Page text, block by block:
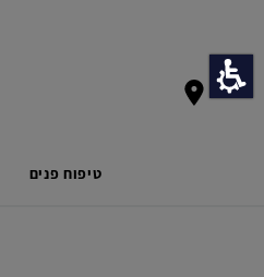
טיפוח פנים